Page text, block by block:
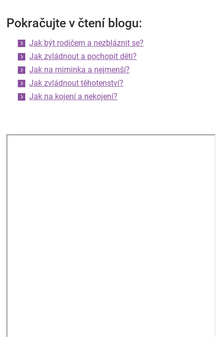
Pokračujte v čtení blogu:
Jak být rodičem a nezbláznit se?
Jak zvládnout a pochopit děti?
Jak na miminka a nejmenší?
Jak zvládnout těhotenství?
Jak na kojení a nekojení?